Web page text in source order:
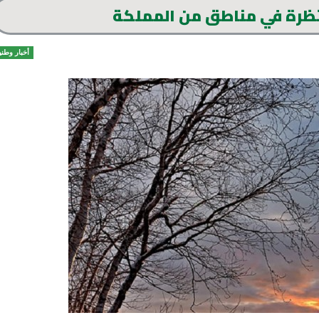
في مناطق من المملكة
أخبار